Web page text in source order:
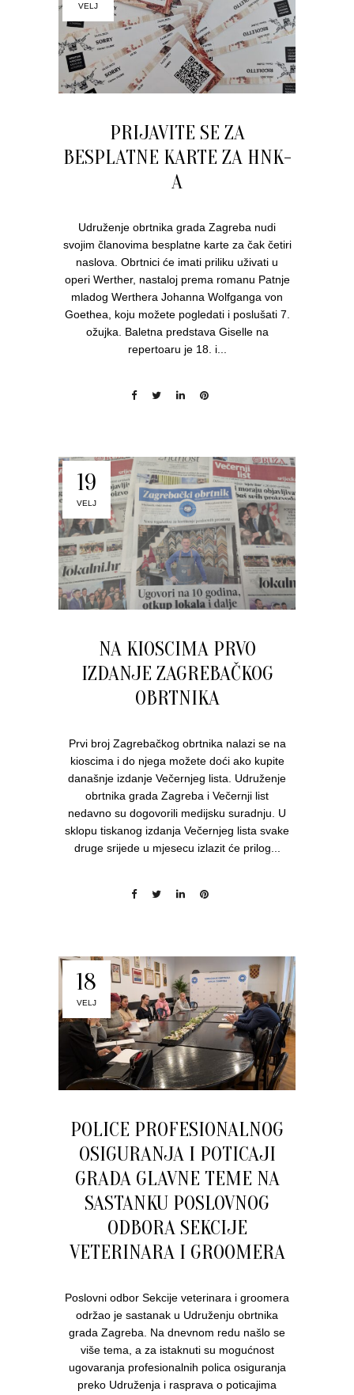
VELJ
PRIJAVITE SE ZA
BESPLATNE KARTE ZA HNK-
A
Udruženje obrtnika grada Zagreba nudi
svojim članovima besplatne karte za čak četiri
naslova. Obrtnici će imati priliku uživati u
operi Werther, nastaloj prema romanu Patnje
mladog Werthera Johanna Wolfganga von
Goethea, koju možete pogledati i poslušati 7.
ožujka. Baletna predstava Giselle na
repertoaru je 18. i...
19
VELJ
NA KIOSCIMA PRVO
IZDANJE ZAGREBAČKOG
OBRTNIKA
Prvi broj Zagrebačkog obrtnika nalazi se na
kioscima i do njega možete doći ako kupite
današnje izdanje Večernjeg lista. Udruženje
obrtnika grada Zagreba i Večernji list
nedavno su dogovorili medijsku suradnju. U
sklopu tiskanog izdanja Večernjeg lista svake
druge srijede u mjesecu izlazit će prilog...
18
VELJ
POLICE PROFESIONALNOG
OSIGURANJA I POTICAJI
GRADA GLAVNE TEME NA
SASTANKU POSLOVNOG
ODBORA SEKCIJE
VETERINARA I GROOMERA
Poslovni odbor Sekcije veterinara i groomera
održao je sastanak u Udruženju obrtnika
grada Zagreba. Na dnevnom redu našlo se
više tema, a za istaknuti su mogućnost
ugovaranja profesionalnih polica osiguranja
preko Udruženja i rasprava o poticajima